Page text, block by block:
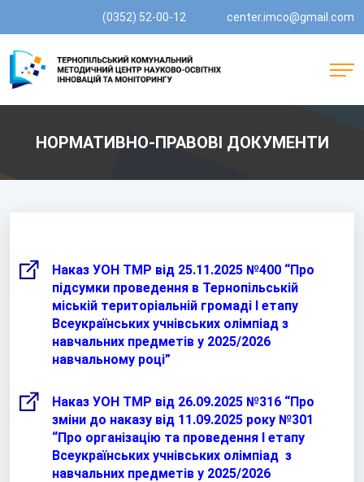
(0352) 52-00-12 center.imco@gmail.com
НОРМАТИВНО-ПРАВОВІ ДОКУМЕНТИ
Наказ УОН ТМР від 25.11.2025 №400 “Про
підсумки проведення в Тернопільській
міській територіальній громаді І етапу
Всеукраїнських учнівських олімпіад з
навчальних предметів у 2025/2026
навчальному році”
Наказ УОН ТМР від 26.09.2025 №316 “Про
зміни до наказу від 11.09.2025 року №301
“Про організацію та проведення І етапу
Всеукраїнських учнівських олімпіад з
навчальних предметів у 2025/2026